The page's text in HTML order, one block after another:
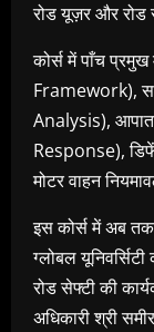
रोड यूज़र और
कोर्स में पाँच
Framework),
Analysis),
Response),
मोटर वाहन
इस कोर्स में अब तक
ग्लोबल
रोड सेफ्टी की
अधिकारी श्री